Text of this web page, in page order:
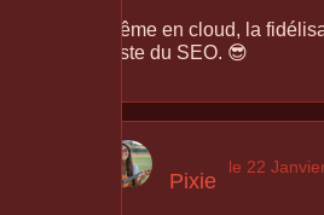
Même en cloud, la
juste du SEO. 😎
Pixie
le 22